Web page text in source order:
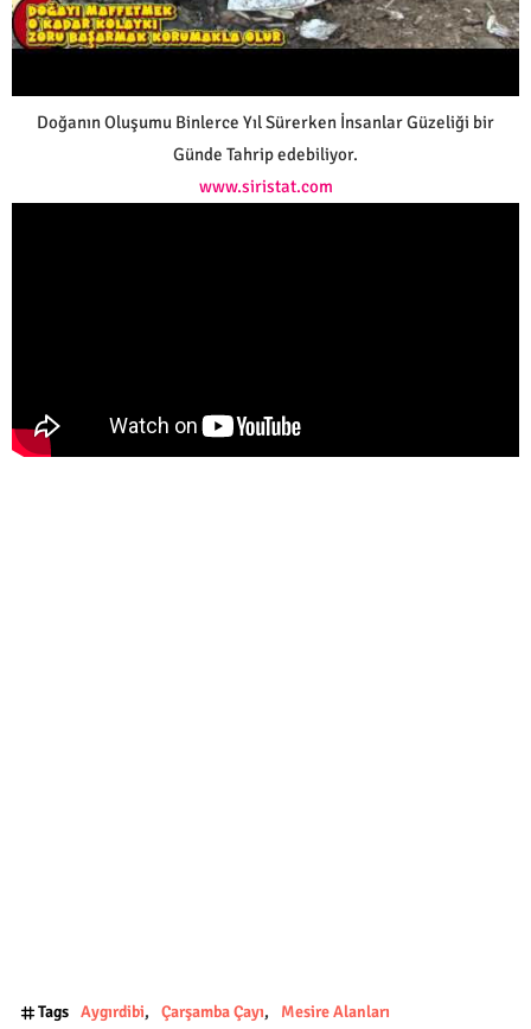
Doğanın Oluşumu Binlerce Yıl Sürerken İnsanlar Güzeliği bir
Günde Tahrip edebiliyor.
www.siristat.com
Tags Aygırdibi Çarşamba Çayı Mesire Alanları